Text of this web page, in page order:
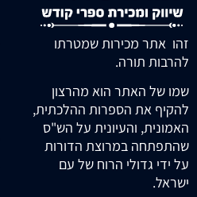
זהו אתר מכירות שמטרתו
להרבות תורה.
שמו של האתר הוא מהרצון
להקיף את הספרות ההלכתית,
האמונית, והעיונית על הש"ס
שהתפתחה במרוצת הדורות
על ידי גדולי הרוח של עם
ישראל.